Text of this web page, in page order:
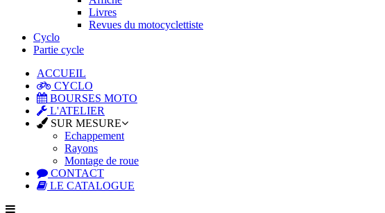
Livres
Revues du motocyclettiste
Cyclo
Partie cycle
ACCUEIL
CYCLO
BOURSES MOTO
L'ATELIER
SUR MESURE
Echappement
Rayons
Montage de roue
CONTACT
LE CATALOGUE